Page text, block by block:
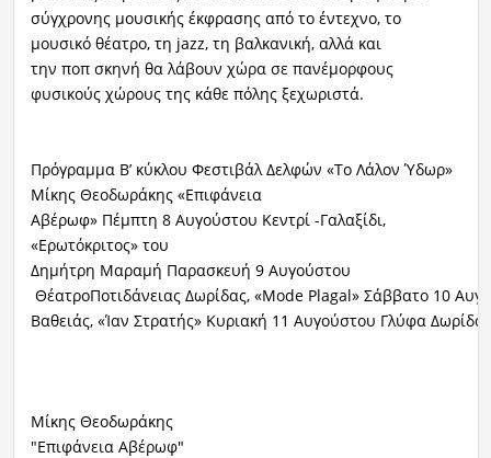
σύγχρονης μουσικής έκφρασης από το έντεχνο, το
μουσικό θέατρο, τη jazz, τη βαλκανική, αλλά και
την ποπ σκηνή θα λάβουν χώρα σε πανέμορφους
φυσικούς χώρους της κάθε πόλης ξεχωριστά.
Πρόγραμμα Β’ κύκλου Φεστιβάλ Δελφών «Το Λάλον Ύδωρ»
Μίκης Θεοδωράκης «Επιφάνεια
Αβέρωφ» Πέμπτη 8 Αυγούστου Κεντρί -Γαλαξίδι,
«Ερωτόκριτος» του
Δημήτρη Μαραμή Παρασκευή 9 Αυγούστου
ΘέατροΠοτιδάνειας Δωρίδας, «Mode Plagal» Σάββατο 10
Βαθειάς, «Ίαν Στρατής» Κυριακή 11 Αυγούστου Γλύφα Δωρίδας
Μίκης Θεοδωράκης
"Επιφάνεια Αβέρωφ"